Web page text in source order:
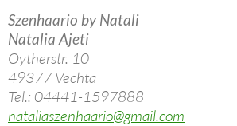
Szenhaario by Natali
Natalia Ajeti
Oytherstr. 10
49377 Vechta
Tel.: 04441-1597888
nataliaszenhaario@gmail.com